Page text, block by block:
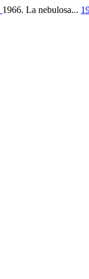
1966. La nebulosa...